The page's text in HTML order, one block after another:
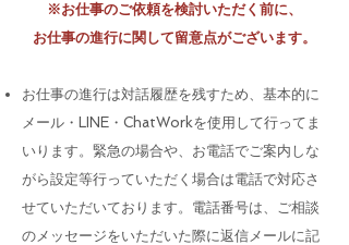
※お仕事のご依頼を検討いただく前に、
お仕事の進行に関して留意点がございます。
​お仕事の進行は対話履歴を残すため、基本的に
メール・LINE・ChatWorkを使用して行ってま
いります。緊急の場合や、お電話でご案内しな
がら設定等行っていただく場合は電話で対応さ
せていただいております。 電話番号は、ご相談
のメッセージをいただいた際に返信メールに記